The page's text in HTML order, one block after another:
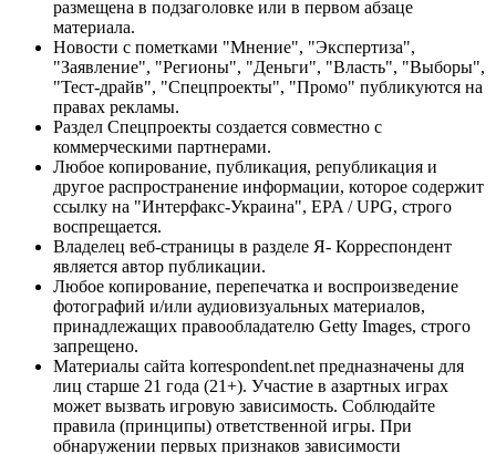
размещена в подзаголовке или в первом абзаце
материала.
Новости с пометками "Мнение", "Экспертиза",
"Заявление", "Регионы", "Деньги", "Власть", "Выборы",
"Тест-драйв", "Спецпроекты", "Промо" публикуются на
правах рекламы.
Раздел Спецпроекты создается совместно с
коммерческими партнерами.
Любое копирование, публикация, републикация и
другое распространение информации, которое содержит
ссылку на "Интерфакс-Украина", EPA / UPG, строго
воспрещается.
Владелец веб-страницы в разделе Я- Корреспондент
является автор публикации.
Любое копирование, перепечатка и воспроизведение
фотографий и/или аудиовизуальных материалов,
принадлежащих правообладателю Getty Images, строго
запрещено.
Материалы сайта korrespondent.net предназначены для
лиц старше 21 года (21+). Участие в азартных играх
может вызвать игровую зависимость. Соблюдайте
правила (принципы) ответственной игры. При
обнаружении первых признаков зависимости